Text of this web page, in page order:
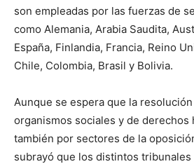
son empleadas por las fuerzas de
como Alemania, Arabia Saudita,
España, Finlandia, Francia, Reino
Chile, Colombia, Brasil y Bolivia.
Aunque se espera que la
organismos sociales y de derechos
también por sectores de la
subrayó que los distintos tribunales